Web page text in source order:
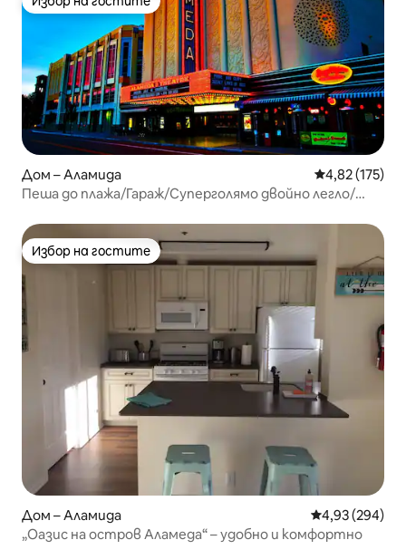
Избор на гостите
Дом – Аламида Средна
4,82 (175)
Пеша до плажа/Гараж/Суперголямо двойно легло/
Избор на гостите
Избор на гостите
Дом – Аламида Средна
4,93 (294)
„Оазис на остров Аламеда“ – удобно и комфортно